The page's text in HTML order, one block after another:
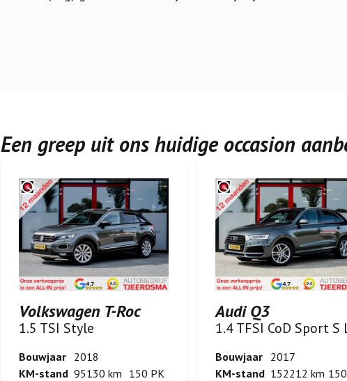
Een greep uit ons huidige occasion
Volkswagen T-Roc
1.5 TSI Style
Bouwjaar 2018
KM-stand 95130 km 150 PK
Audi Q3
Bouwjaar
2017
KM-stand 152212 km